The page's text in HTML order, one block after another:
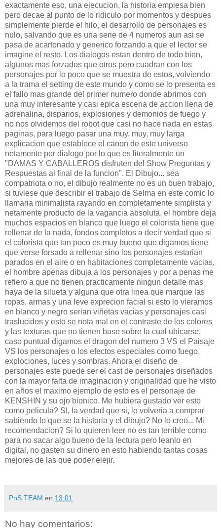
exactamente eso, una ejecucion, la historia empiesa bien
pero decae al punto de lo ridiculo por momentos y despues
simplemente pierde el hilo, el desarrollo de personajes es
nulo, salvando que es una serie de 4 numeros aun asi se
pasa de acartonado y generico forzando a que el lector se
imagine el resto. Los dialogos estan dentro de todo bien,
algunos mas forzados que otros pero cuadran con los
personajes por lo poco que se muestra de estos, volviendo
a la trama el setting de este mundo y como se lo presenta es
el fallo mas grande del primer numero donde abrimos con
una muy interesante y casi epica escena de accion llena de
adrenalina, disparios, explosiones y demonios de fuego y
no nos olvidemos del robot que casi no hace nada en estas
paginas, para luego pasar una muy, muy, muy larga
explicacion que establece el canon de este universo
netamente por dialogo por lo que es literalmente un
"DAMAS Y CABALLEROS disfruten del Show Preguntas y
Respuestas al final de la funcion". El Dibujo... sea
compatriota o no, el dibujo realmente no es un buen trabajo,
si tuviese que describir el trabajo de Selma en este comic lo
llamaria minimalista rayando en completamente simplista y
netamente producto de la vagancia absoluta, el hombre deja
muchos espacios en blanco que luego el colorista tiene que
rellenar de la nada, fondos completos a decir verdad que si
el colorista que tan poco es muy bueno que digamos tiene
que verse forsado a rellenar sino los personajes estarian
parados en el aire o en habitaciones completamente vacias,
el hombre apenas dibuja a los personajes y por a penas me
refiero a que no tienen practicamente ningun detalle mas
haya de la silueta y alguna que otra linea que marque las
ropas, armas y una leve exprecion facial si esto lo vieramos
en blanco y negro serian viñetas vacias y personajes casi
traslucidos y esto se nota mal en el contraste de los colores
y las texturas que no tienen base sobre la cual ubicarse,
caso puntual digamos el dragon del numero 3 VS el Paisaje
VS los personajes o los efectos especiales como fuego,
explociones, luces y sombras. Ahora el diseño de
personajes este puede ser el cast de personajes diseñados
con la mayor falta de imaginacion y originalidad que he visto
en años el maximo ejemplo de esto es el personaje de
KENSHIN y su ojo bionico. Me hubiera gustado ver esto
como pelicula? SI, la verdad que si, lo volveria a comprar
sabiendo lo que se la historia y el dibujo? No lo creo... Mi
recomendacion? Si lo quieren leer no es tan terrible como
para no sacar algo bueno de la lectura pero leanlo en
digital, no gasten su dinero en esto habiendo tantas cosas
mejores de las que poder elejir.
PnS TEAM en 13:01
No hay comentarios: